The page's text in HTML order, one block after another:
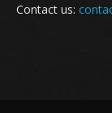
Contact us: